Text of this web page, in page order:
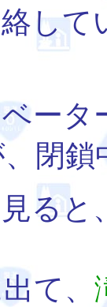
して
ータ
閉鎖
ると
て、